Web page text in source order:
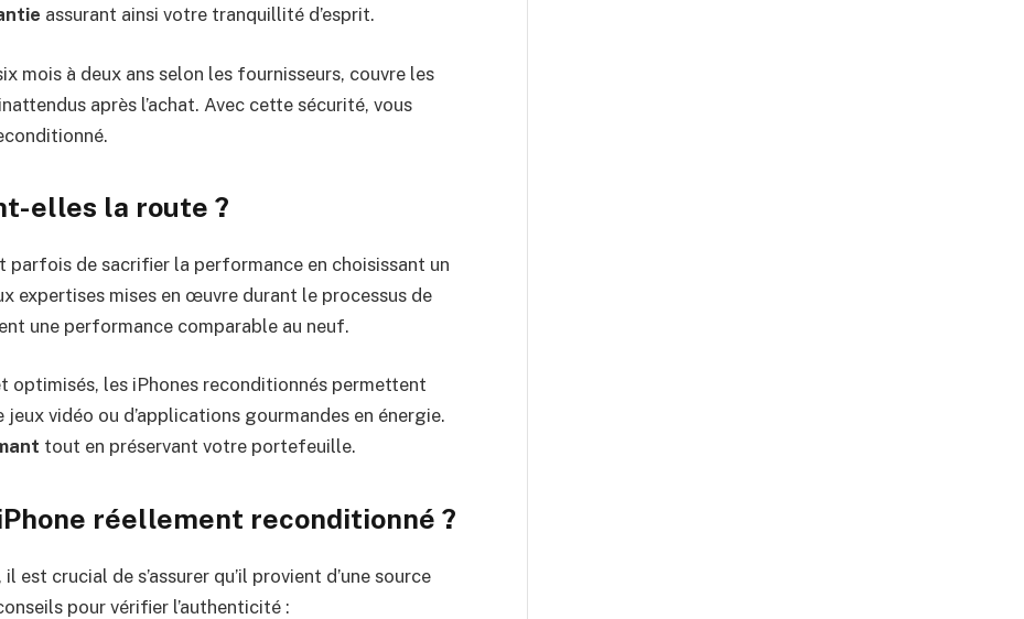
assurant ainsi votre tranquillité d’esprit.
mois à deux ans selon les fournisseurs, couvre les
après l’achat. Avec cette sécurité, vous
elles la route ?
parfois de sacrifier la performance en choisissant un
expertises mises en œuvre durant le processus de
une performance comparable au neuf.
optimisés, les iPhones reconditionnés permettent
vidéo ou d’applications gourmandes en énergie.
tout en préservant votre portefeuille.
réellement reconditionné ?
est crucial de s’assurer qu’il provient d’une source
pour vérifier l’authenticité :